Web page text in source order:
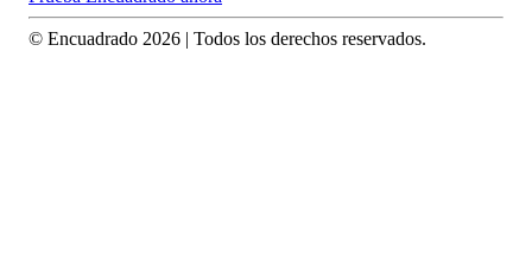
© Encuadrado 2026 | Todos los derechos reservados.